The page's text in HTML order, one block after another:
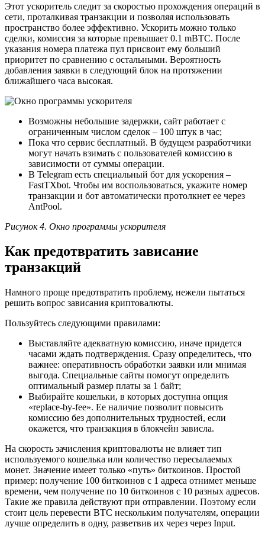
Этот ускоритель следит за скоростью прохождения операций в
сети, проталкивая транзакции и позволяя использовать
пространство более эффективно. Ускорить можно только
сделки, комиссия за которые превышает 0.1 mBTC. После
указания номера платежа пул присвоит ему больший
приоритет по сравнению с остальными. Вероятность
добавления заявки в следующий блок на протяжении
ближайшего часа высокая.
Возможны небольшие задержки, сайт работает с
ограниченным числом сделок – 100 штук в час;
Пока что сервис бесплатный. В будущем разработчики
могут начать взимать с пользователей комиссию в
зависимости от суммы операции.
В Telegram есть специальный бот для ускорения –
FastTXbot. Чтобы им воспользоваться, укажите номер
транзакции и бот автоматически протолкнет ее через
AntPool.
Рисунок 4. Окно программы ускорителя
Как предотвратить зависание
транзакций
Намного проще предотвратить проблему, нежели пытаться
решить вопрос зависания криптовалюты.
Пользуйтесь следующими правилами:
Выставляйте адекватную комиссию, иначе придется
часами ждать подтверждения. Сразу определитесь, что
важнее: оперативность обработки заявки или мнимая
выгода. Специальные сайты помогут определить
оптимальный размер платы за 1 байт;
Выбирайте кошельки, в которых доступна опция
«replace-by-fee». Ее наличие позволит повысить
комиссию без дополнительных трудностей, если
окажется, что транзакция в блокчейн зависла.
На скорость зачисления криптовалюты не влияет тип
используемого кошелька или количество пересылаемых
монет. Значение имеет только «путь» биткоинов. Простой
пример: получение 100 биткоинов с 1 адреса отнимет меньше
времени, чем получение по 10 биткоинов с 10 разных адресов.
Такие же правила действуют при отправлении. Поэтому если
стоит цель перевести BTC нескольким получателям, операции
лучше определить в одну, разветвив их через через Input.